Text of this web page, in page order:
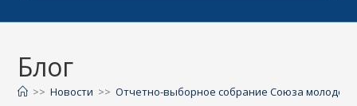
Блог
>> Новости >> Отчетно-выборное собрание Союза